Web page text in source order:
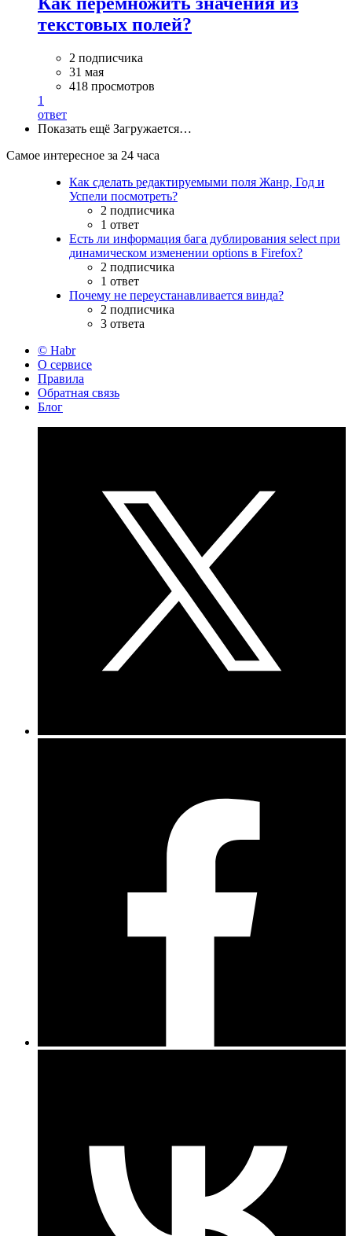
текстовых полей?
2 подписчика
31 мая
418 просмотров
1
ответ
Показать ещё Загружается…
Самое интересное за 24 часа
Как сделать редактируемыми поля Жанр, Год и
Успели посмотреть?
2 подписчика
1 ответ
Есть ли информация бага дублирования select при
динамическом изменении options в Firefox?
2 подписчика
1 ответ
Почему не переустанавливается винда?
2 подписчика
3 ответа
© Habr
О сервисе
Правила
Обратная связь
Блог